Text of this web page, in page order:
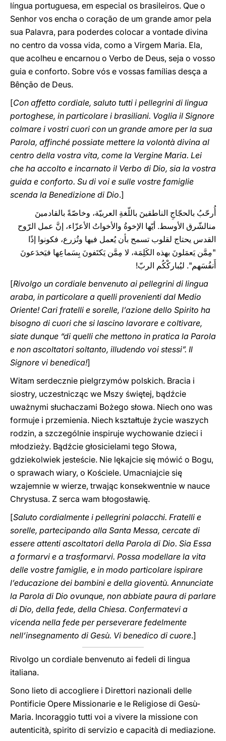
língua portuguesa, em especial os brasileiros. Que o
Senhor vos encha o coração de um grande amor pela
sua Palavra, para poderdes colocar a vontade divina
no centro da vossa vida, como a Virgem Maria. Ela,
que acolheu e encarnou o Verbo de Deus, seja o vosso
guia e conforto. Sobre vós e vossas famílias desça a
Bênção de Deus.
[Con affetto cordiale, saluto tutti i pellegrini di lingua
portoghese, in particolare i brasiliani. Voglia il Signore
colmare i vostri cuori con un grande amore per la sua
Parola, affinché possiate mettere la volontà divina al
centro della vostra vita, come la Vergine Maria. Lei
che ha accolto e incarnato il Verbo di Dio, sia la vostra
guida e conforto. Su di voi e sulle vostre famiglie
scenda la Benedizione di Dio.]
أُرحّبُ بالحجّاجِ الناطقينَ باللّغةِ العربيّة، وخاصّةً بالقادمينَ
منالشّرق الأوسط. أيّها الإخوةُ والأخواتُ الأعزّاء، إنَّ عمل الرّوح
القدس يحتاج لقلوب تسمح بأن يُعمل فيها وتُزرع، فكونوا إذًا
"مِمَّن يَعمَلونَ بهذه الكَلِمَة، لا مِمَّن يَكتَفونَ بِسَماعِها فيَخدَعونَ
أَنفُسَهم". ليُباركْكُم الربّ!
[Rivolgo un cordiale benvenuto ai pellegrini di lingua
araba, in particolare a quelli provenienti dal Medio
Oriente! Cari fratelli e sorelle, l’azione dello Spirito ha
bisogno di cuori che si lascino lavorare e coltivare,
siate dunque “di quelli che mettono in pratica la Parola
e non ascoltatori soltanto, illudendo voi stessi”. Il
Signore vi benedica!]
Witam serdecznie pielgrzymów polskich. Bracia i
siostry, uczestnicząc we Mszy świętej, bądźcie
uważnymi słuchaczami Bożego słowa. Niech ono was
formuje i przemienia. Niech kształtuje życie waszych
rodzin, a szczególnie inspiruje wychowanie dzieci i
młodzieży. Bądźcie głosicielami tego Słowa,
gdziekolwiek jesteście. Nie lękajcie się mówić o Bogu,
o sprawach wiary, o Kościele. Umacniajcie się
wzajemnie w wierze, trwając konsekwentnie w nauce
Chrystusa. Z serca wam błogosławię.
[Saluto cordialmente i pellegrini polacchi. Fratelli e
sorelle, partecipando alla Santa Messa, cercate di
essere attenti ascoltatori della Parola di Dio. Sia Essa
a formarvi e a trasformarvi. Possa modellare la vita
delle vostre famiglie, e in modo particolare ispirare
l’educazione dei bambini e della gioventù. Annunciate
la Parola di Dio ovunque, non abbiate paura di parlare
di Dio, della fede, della Chiesa. Confermatevi a
vicenda nella fede per perseverare fedelmente
nell’insegnamento di Gesù. Vi benedico di cuore.]
Rivolgo un cordiale benvenuto ai fedeli di lingua
italiana.
Sono lieto di accogliere i Direttori nazionali delle
Pontificie Opere Missionarie e le Religiose di Gesù-
Maria. Incoraggio tutti voi a vivere la missione con
autenticità, spirito di servizio e capacità di mediazione.